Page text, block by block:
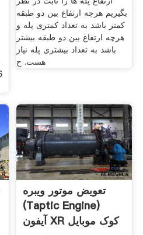
بگیریم هرچه ارتفاع بین دو طبقه
کمتر باشد به تعداد کمتری پله و
هرچه ارتفاع بین دو طبقه بیشتر
باشد به تعداد بیشتری پله نیاز
هست. ح
تعویض موتور ویبره
(Taptic Engine)
آیفون XR کوک موبایل